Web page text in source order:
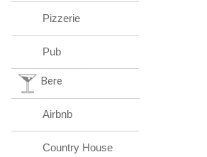
Pizzerie
Pub
Bere
Airbnb
Country House